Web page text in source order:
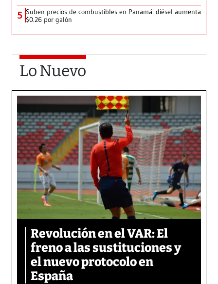
5 Suben precios de combustibles en Panamá: diésel aumenta
$0.26 por galón
Lo Nuevo
Revolución en el VAR: El
freno a las sustituciones y
el nuevo protocolo en
España